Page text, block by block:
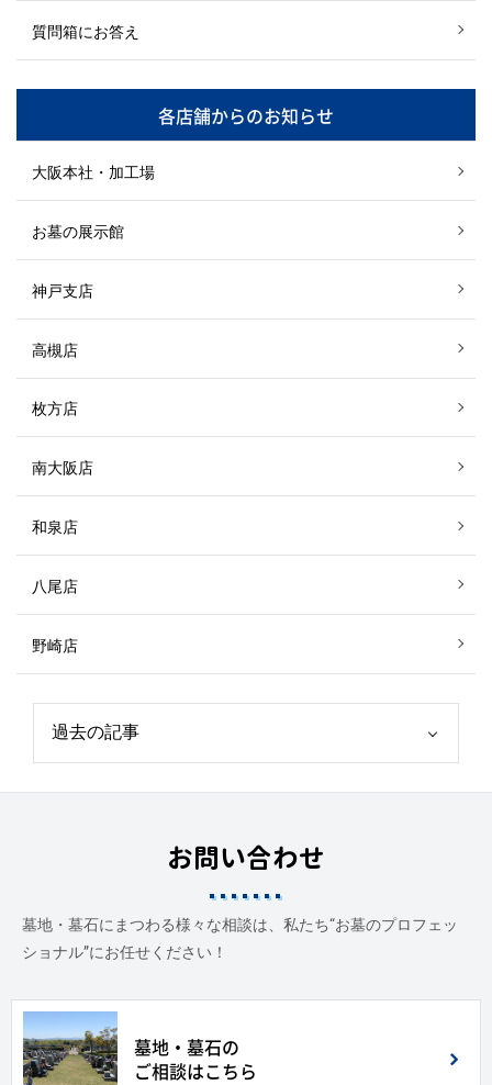
質問箱にお答え
各店舗からのお知らせ
大阪本社・加工場
お墓の展示館
神戸支店
高槻店
枚方店
南大阪店
和泉店
八尾店
野崎店
お問い合わせ
墓地・墓石にまつわる様々な相談は、私たち“お墓のプロフェッ
ショナル”にお任せください！
墓地・墓石の
ご相談はこちら